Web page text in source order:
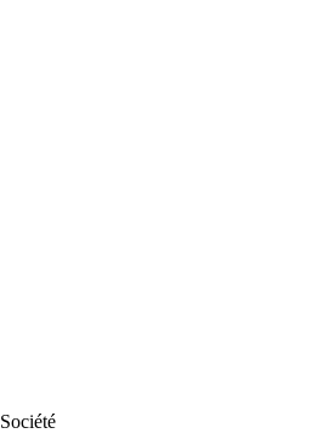
Société